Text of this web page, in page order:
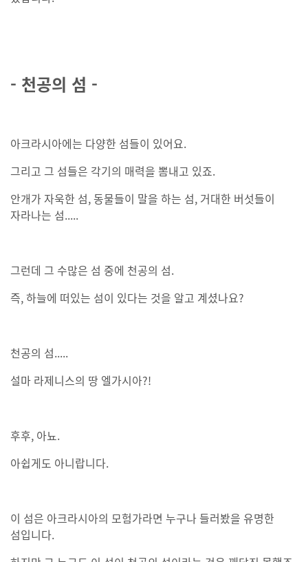
- 천공의 섬 -
아크라시아에는 다양한 섬들이 있어요.
그리고 그 섬들은 각기의 매력을 뽐내고 있죠.
안개가 자욱한 섬, 동물들이 말을 하는 섬, 거대한 버섯들이
자라나는 섬.....
그런데 그 수많은 섬 중에 천공의 섬.
즉, 하늘에 떠있는 섬이 있다는 것을 알고 계셨나요?
천공의 섬.....
설마 라제니스의 땅 엘가시아?!
후후, 아뇨.
아쉽게도 아니랍니다.
이 섬은 아크라시아의 모험가라면 누구나 들러봤을 유명한
섬입니다.